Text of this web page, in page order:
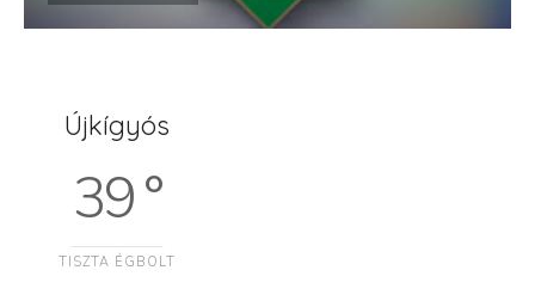
Újkígyós
39 °
TISZTA ÉGBOLT